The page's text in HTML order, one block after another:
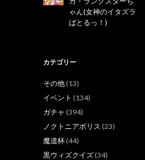
ゃん(女神のイタズラ
ばとるっ！)
カテゴリー
その他 (13)
イベント (134)
ガチャ (394)
ノクトニアポリス (23)
魔道杯 (44)
黒ウィズクイズ (34)